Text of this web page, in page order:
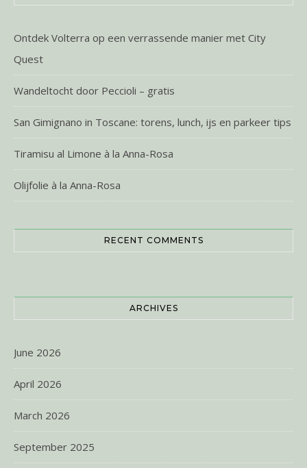
Ontdek Volterra op een verrassende manier met City
Quest
Wandeltocht door Peccioli – gratis
San Gimignano in Toscane: torens, lunch, ijs en parkeer tips
Tiramisu al Limone à la Anna-Rosa
Olijfolie à la Anna-Rosa
RECENT COMMENTS
ARCHIVES
June 2026
April 2026
March 2026
September 2025